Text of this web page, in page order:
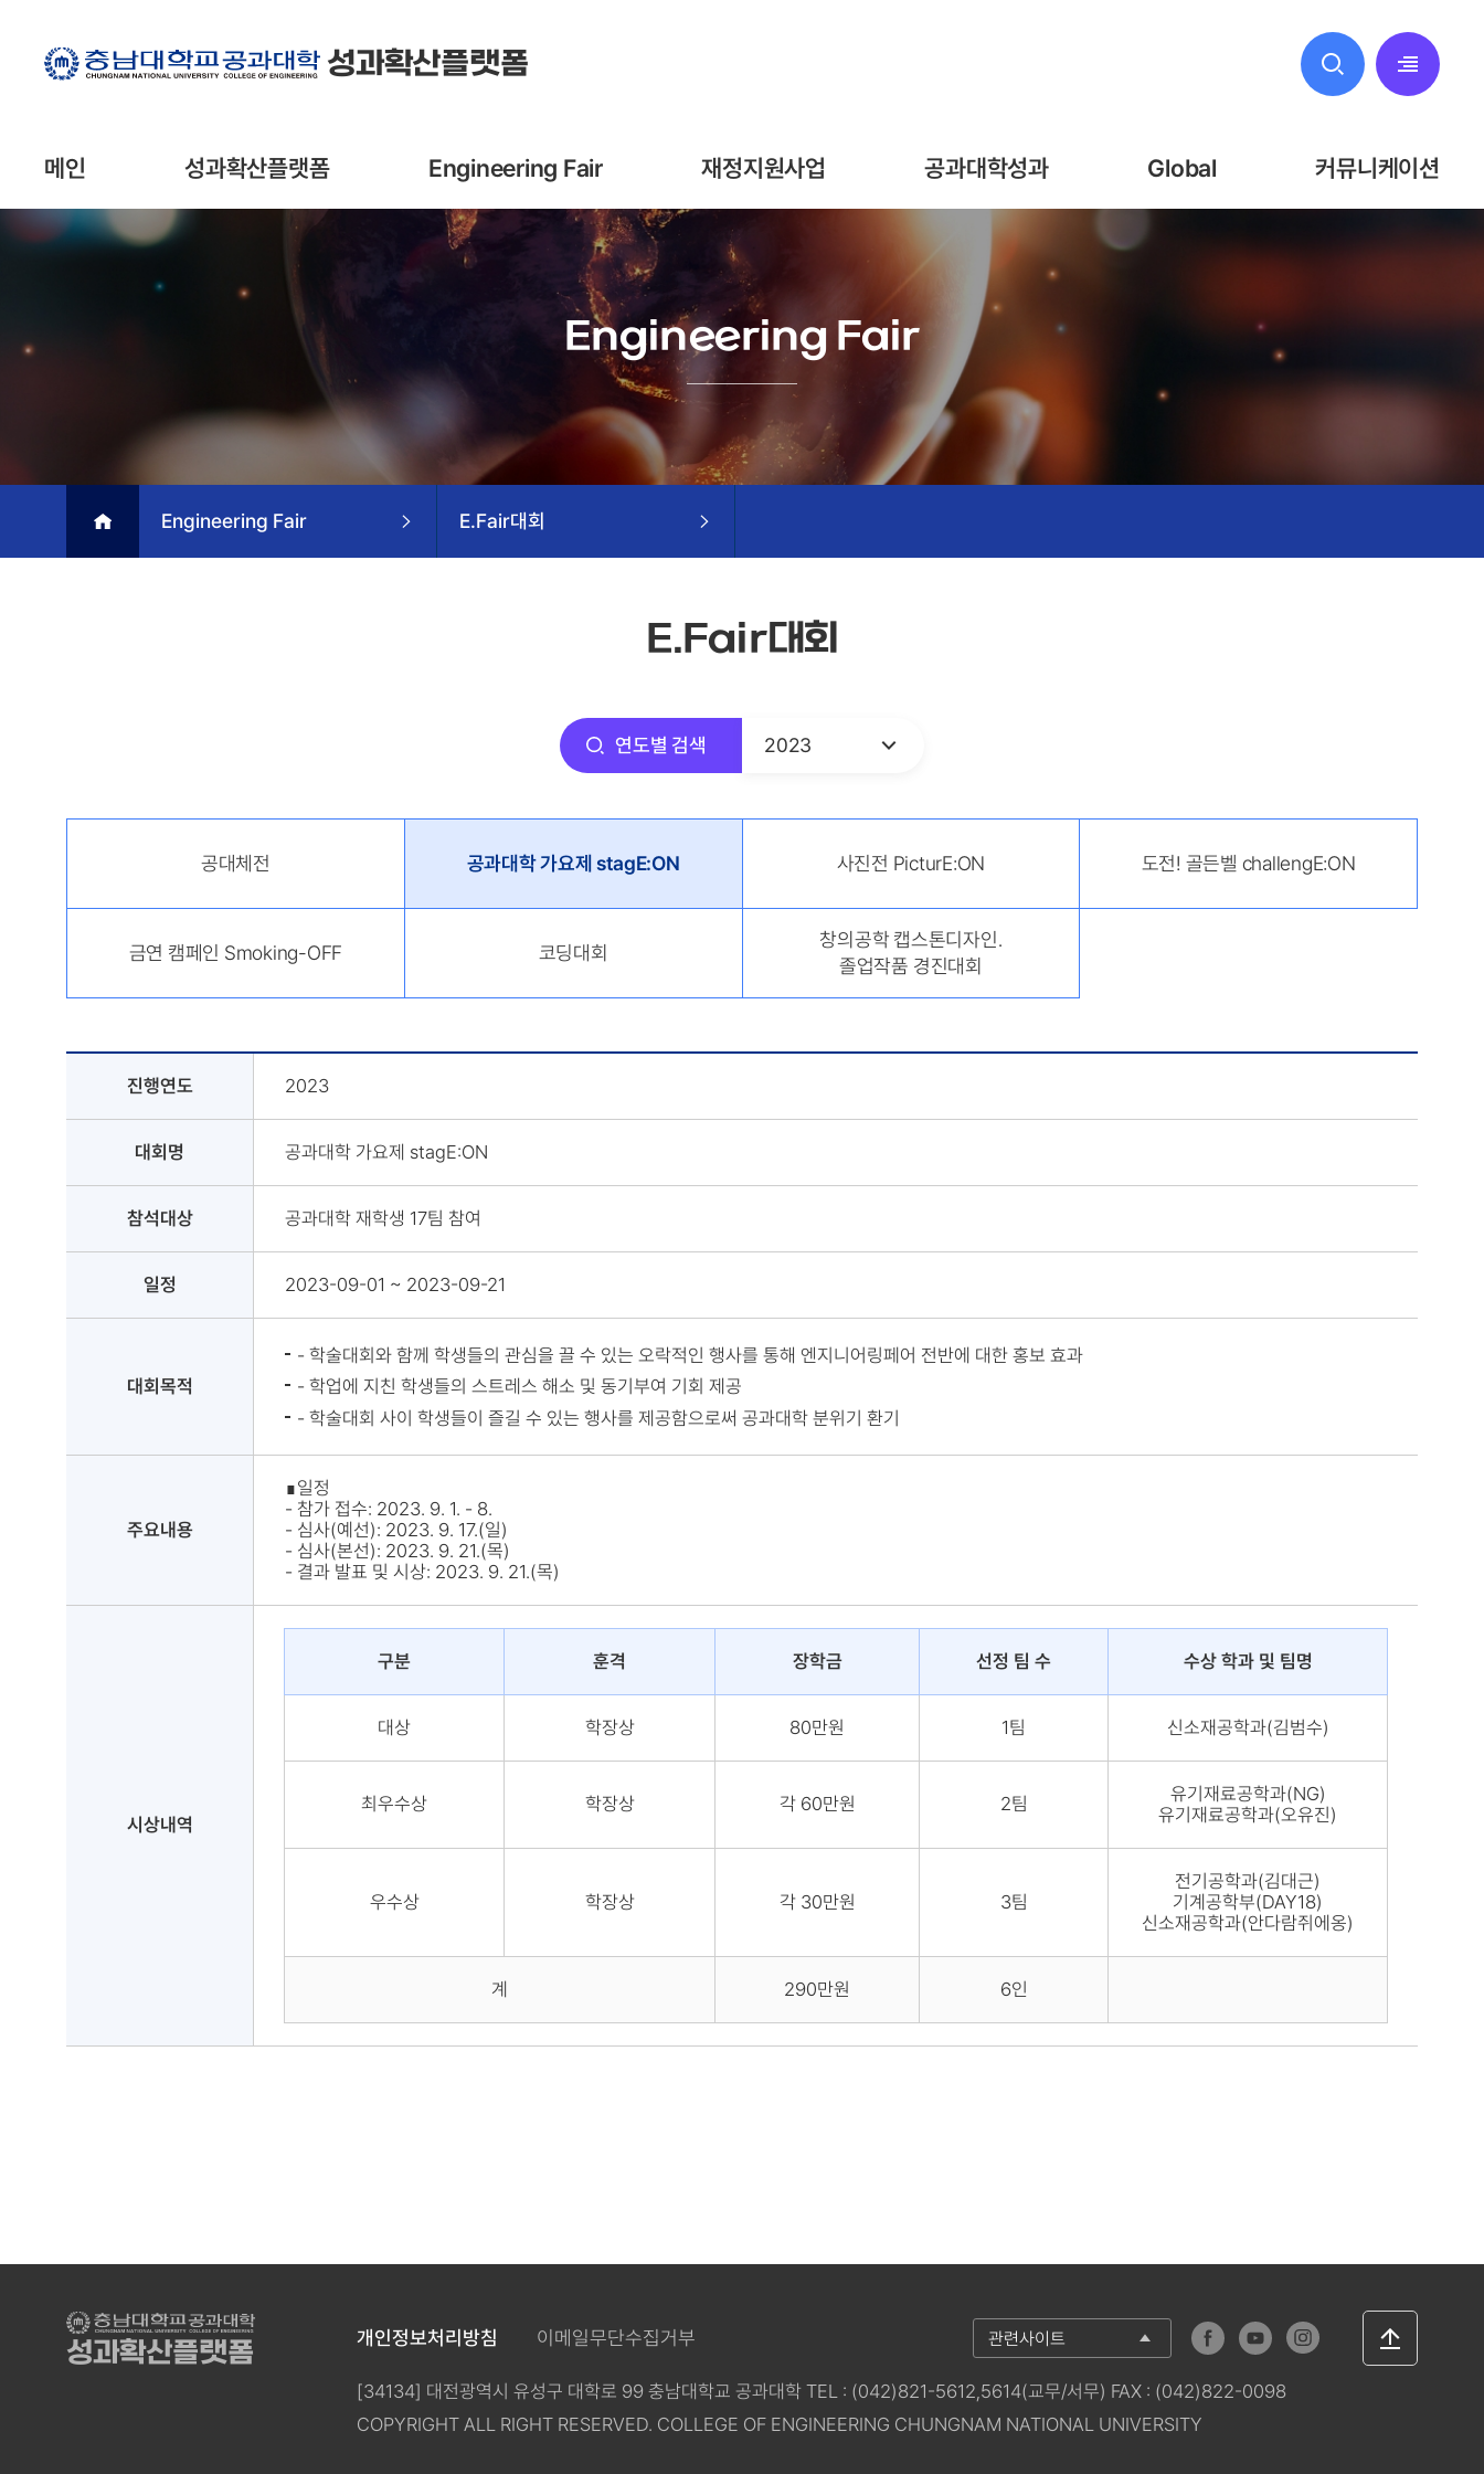
성과확산플랫폼 전체메뉴
메인 성과확산플랫폼 Engineering Fair 재정지원사업 공과대학성과 Global 커뮤니케이션
Engineering Fair
Engineering Fair E.Fair대회
E.Fair대회
연도별 검색 2023
공대체전 공과대학 가요제 stagE:ON 사진전 PicturE:ON 도전! 골든벨 challengE:ON
금연 캠페인 Smoking-OFF 코딩대회
창의공학 캡스톤디자인․
졸업작품 경진대회
진행연도 2023
대회명 공과대학 가요제 stagE:ON
참석대상 공과대학 재학생 17팀 참여
일정 2023-09-01 ~ 2023-09-21
대회목적
- 학술대회와 함께 학생들의 관심을 끌 수 있는 오락적인 행사를 통해 엔지니어링페어 전반에 대한 홍보 효과
- 학업에 지친 학생들의 스트레스 해소 및 동기부여 기회 제공
- 학술대회 사이 학생들이 즐길 수 있는 행사를 제공함으로써 공과대학 분위기 환기
주요내용
∎일정
- 참가 접수: 2023. 9. 1. - 8.
- 심사(예선): 2023. 9. 17.(일)
- 심사(본선): 2023. 9. 21.(목)
- 결과 발표 및 시상: 2023. 9. 21.(목)
시상내역
구분 훈격 장학금 선정 팀 수 수상 학과 및 팀명
대상 학장상 80만원 1팀 신소재공학과(김범수)
최우수상 학장상 각 60만원 2팀
유기재료공학과(NG)
유기재료공학과(오유진)
우수상 학장상 각 30만원 3팀
전기공학과(김대근)
기계공학부(DAY18)
신소재공학과(안다람쥐에옹)
계 290만원 6인
성과확산플랫폼 개인정보처리방침 이메일무단수집거부 관련사이트
상단으로
이동
[34134] 대전광역시 유성구 대학로 99 충남대학교 공과대학 TEL : (042)821-5612,5614(교무/서무) FAX : (042)822-0098
COPYRIGHT ALL RIGHT RESERVED. COLLEGE OF ENGINEERING CHUNGNAM NATIONAL UNIVERSITY